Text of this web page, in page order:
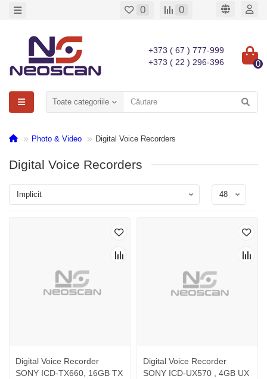
0 0
+373 ( 67 ) 777-999
+373 ( 22 ) 296-396
0
Toate categoriile
Photo & Video Digital Voice Recorders
Digital Voice Recorders
Digital Voice Recorder
SONY ICD-TX660, 16GB TX
Digital Voice Recorder
SONY ICD-UX570 , 4GB UX